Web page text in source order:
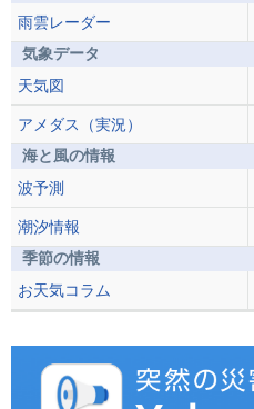
雨雲レーダー
気象データ
天気図
アメダス（実況）
海と風の情報
波予測
潮汐情報
季節の情報
お天気コラム